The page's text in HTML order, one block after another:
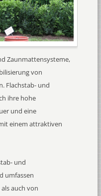
Zaunmattensysteme,
von
Flachstab- und
ihre hohe
und eine
einem attraktiven
und
umfassen
auch von